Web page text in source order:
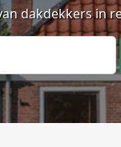
dakdekkers in